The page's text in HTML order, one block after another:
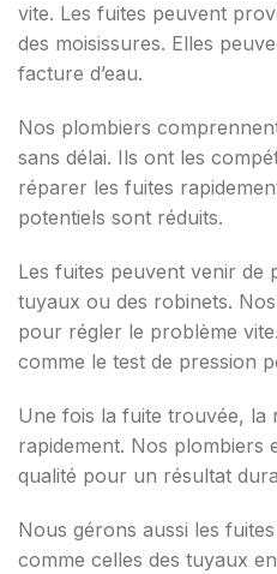
vite. Les fuites peuvent
des moisissures. Elles
facture d’eau.
Nos plombiers
sans délai. Ils ont les
réparer les fuites
potentiels sont réduits.
Les fuites peuvent venir de
tuyaux ou des robinets.
pour régler le problème
comme le test de pression
Une fois la fuite trouvée, la
rapidement. Nos plombiers
qualité pour un résultat
Nous gérons aussi les
comme celles des tuyaux